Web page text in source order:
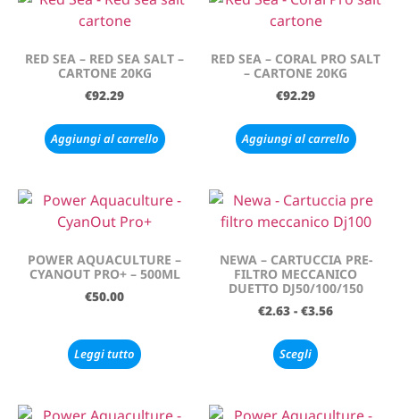
RED SEA – RED SEA SALT –
CARTONE 20KG
€92.29
Aggiungi al carrello
RED SEA – CORAL PRO SALT
– CARTONE 20KG
€92.29
Aggiungi al carrello
POWER AQUACULTURE –
CYANOUT PRO+ – 500ML
€50.00
Leggi tutto
NEWA – CARTUCCIA PRE-
FILTRO MECCANICO
DUETTO DJ50/100/150
€2.63 - €3.56
Scegli